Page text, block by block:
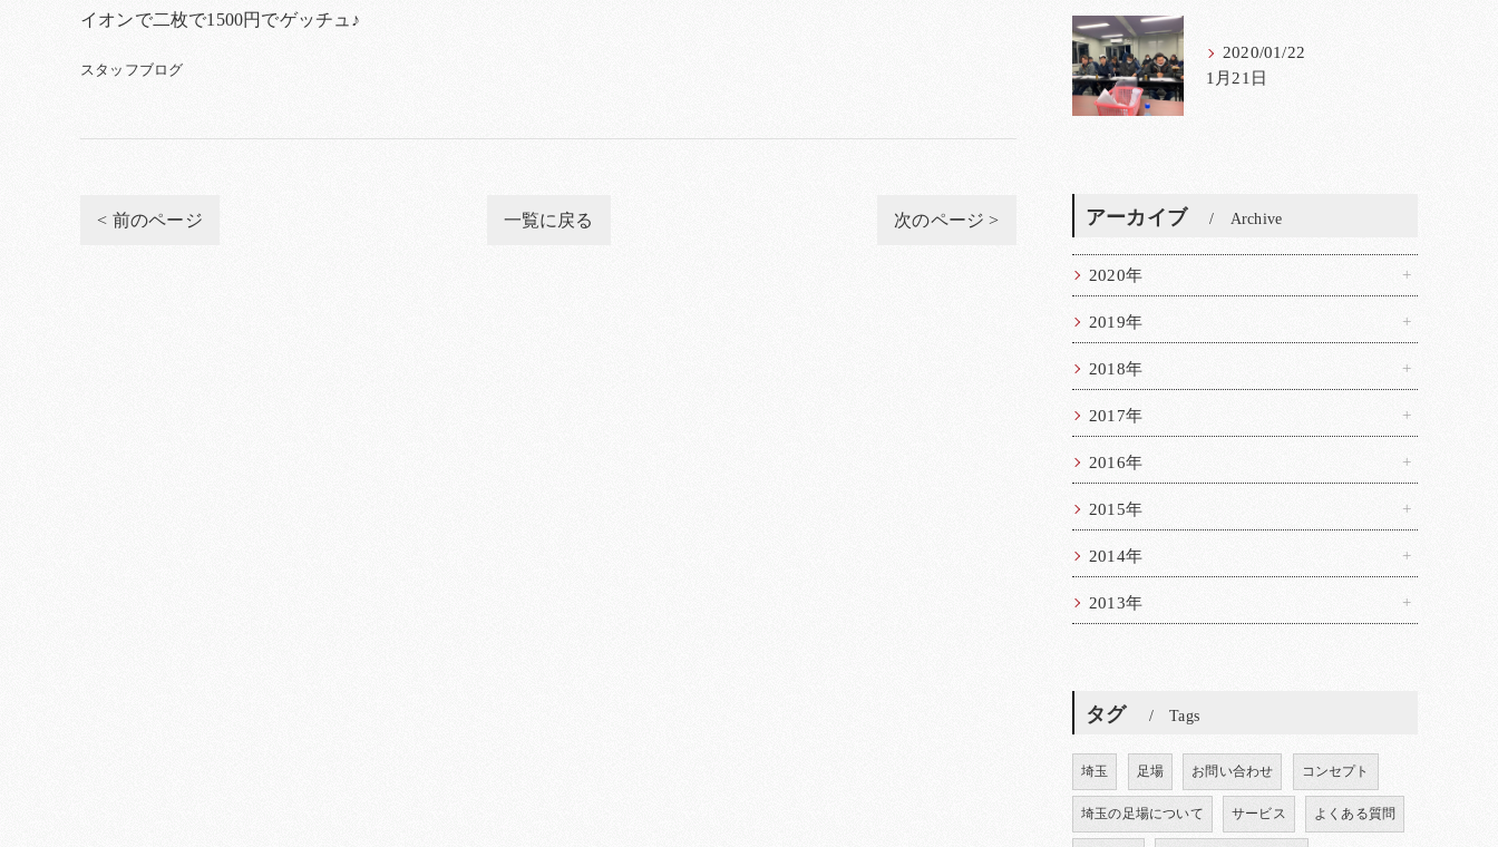
イオンで二枚で1500円でゲッチュ♪
スタッフブログ
< 前のページ 一覧に戻る 次のページ >
2020/01/22
1月21日
アーカイブ Archive
2020年
2019年
2018年
2017年
2016年
2015年
2014年
2013年
タグ Tags
埼玉 足場 お問い合わせ コンセプト
埼玉の足場について サービス よくある質問